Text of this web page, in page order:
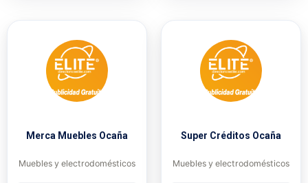
Merca Muebles Ocaña
Muebles y electrodomésticos
Super Créditos Ocaña
Muebles y electrodomésticos